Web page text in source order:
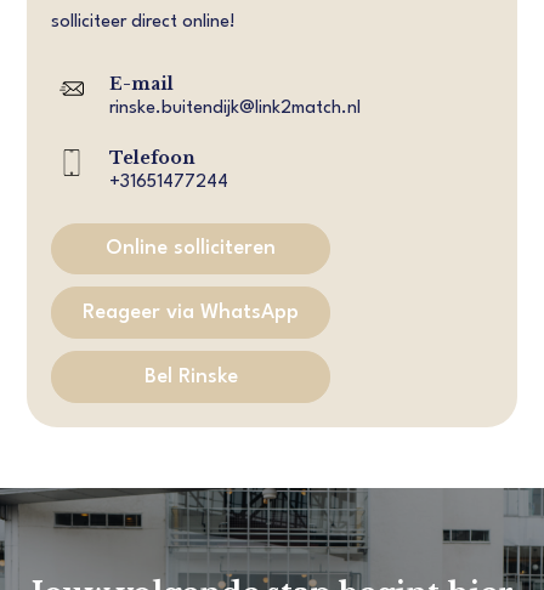
solliciteer direct online!
E-mail
rinske.buitendijk@link2match.nl
Telefoon
+31651477244
Online solliciteren
Reageer via WhatsApp
Bel Rinske